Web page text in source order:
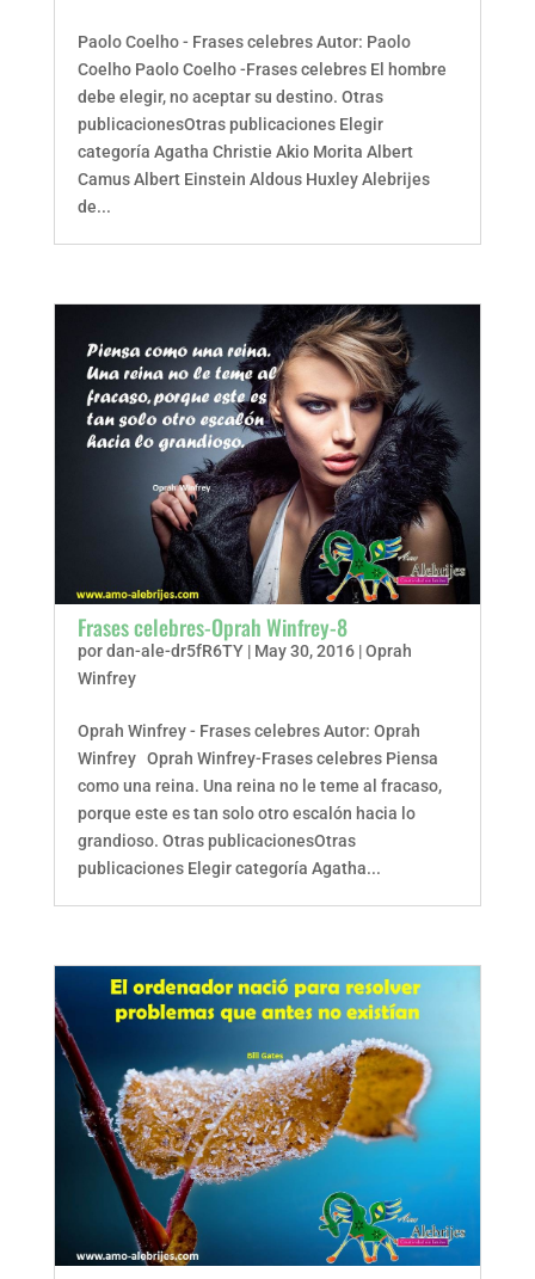
Paolo Coelho - Frases celebres Autor: Paolo
Coelho Paolo Coelho -Frases celebres El hombre
debe elegir, no aceptar su destino. Otras
publicacionesOtras publicaciones Elegir
categoría Agatha Christie Akio Morita Albert
Camus Albert Einstein Aldous Huxley Alebrijes
de...
Frases celebres-Oprah Winfrey-8
pordan-ale-dr5fR6TY| May 30, 2016|Oprah
Winfrey
Oprah Winfrey - Frases celebres Autor: Oprah
Winfrey Oprah Winfrey-Frases celebres Piensa
como una reina. Una reina no le teme al fracaso,
porque este es tan solo otro escalón hacia lo
grandioso. Otras publicacionesOtras
publicaciones Elegir categoría Agatha...